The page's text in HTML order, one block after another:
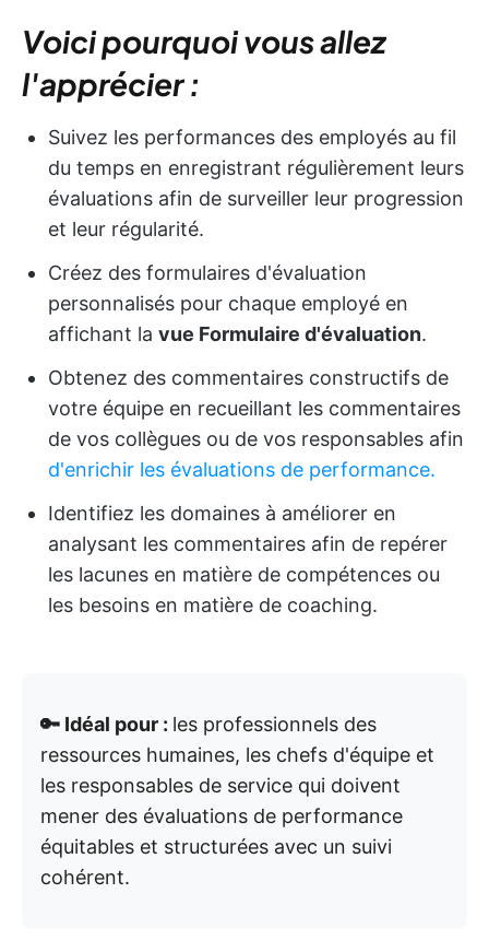
Voici pourquoi vous allez
l'apprécier :
Suivez les performances des employés au fil
du temps en enregistrant régulièrement leurs
évaluations afin de surveiller leur progression
et leur régularité.
Créez des formulaires d'évaluation
personnalisés pour chaque employé en
affichant la vue Formulaire d'évaluation.
Obtenez des commentaires constructifs de
votre équipe en recueillant les commentaires
de vos collègues ou de vos responsables afin
d'enrichir les évaluations de performance.
Identifiez les domaines à améliorer en
analysant les commentaires afin de repérer
les lacunes en matière de compétences ou
les besoins en matière de coaching.
🔑 Idéal pour : les professionnels des
ressources humaines, les chefs d'équipe et
les responsables de service qui doivent
mener des évaluations de performance
équitables et structurées avec un suivi
cohérent.